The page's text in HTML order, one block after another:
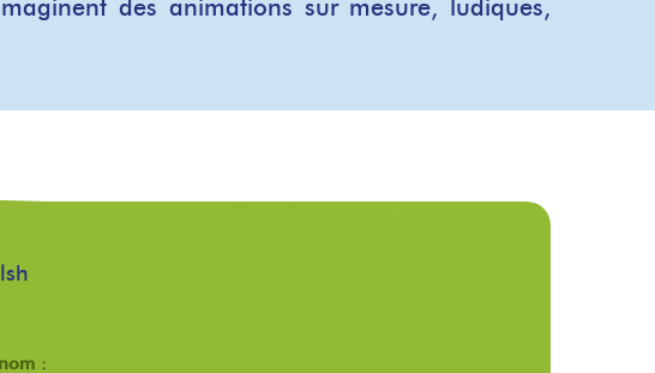
des animations sur mesure, ludiques,
: